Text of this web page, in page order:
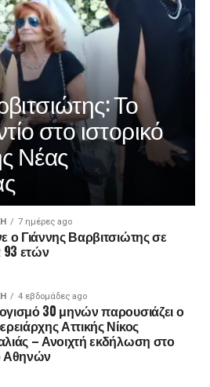
Το
στο ιστορικό
Νέας
7 ημέρες ago
ο Γιάννης Βαρβιτσιώτης σε
93 ετών
4 εβδομάδες ago
30 μηνών παρουσιάζει ο
Αττικής Νίκος
– Ανοιχτή εκδήλωση στο
Αθηνών